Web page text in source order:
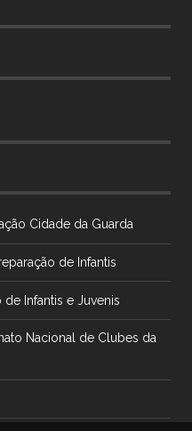
Cidade da Guarda
de Infantis
Infantis e Juvenis
Nacional de Clubes da